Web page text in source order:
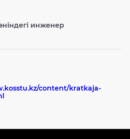
инженер
content/kratkaja-